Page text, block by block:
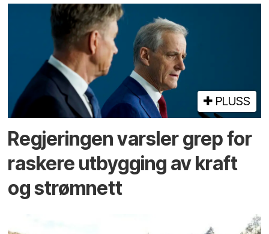
PLUSS
Regjeringen varsler grep for
raskere utbygging av kraft
og strømnett